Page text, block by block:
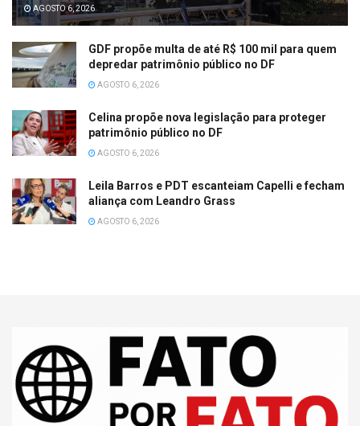
AGOSTO 6, 2026
GDF propõe multa de até R$ 100 mil para quem
depredar patrimônio público no DF
AGOSTO 6, 2026
Celina propõe nova legislação para proteger
patrimônio público no DF
AGOSTO 6, 2026
Leila Barros e PDT escanteiam Capelli e fecham
aliança com Leandro Grass
AGOSTO 6, 2026